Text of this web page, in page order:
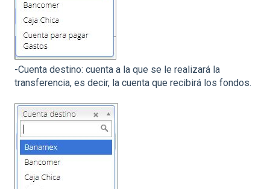
-Cuenta destino: cuenta a la que se le realizará la
transferencia, es decir, la cuenta que recibirá los fondos.